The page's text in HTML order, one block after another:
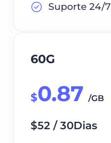
Suporte 24/7
60G
$0.87 /GB
$52 / 30Dias